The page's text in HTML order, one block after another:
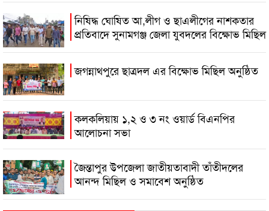
নিষিদ্ধ ঘোষিত আ,লীগ ও ছাএলীগের নাশকতার
প্রতিবাদে সুনামগঞ্জ জেলা যুবদলের বিক্ষোভ মিছিল
জগন্নাথপুরে ছাত্রদল এর বিক্ষোভ মিছিল অনুষ্ঠিত
কলকলিয়ায় ১,২ ও ৩ নং ওয়ার্ড বিএনপির
আলোচনা সভা
জৈন্তাপুর উপজেলা জাতীয়তাবাদী তাঁতীদলের
আনন্দ মিছিল ও সমাবেশ অনুষ্ঠিত